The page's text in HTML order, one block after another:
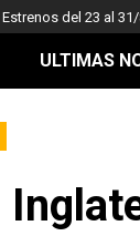
del 23 al
ULTIMAS